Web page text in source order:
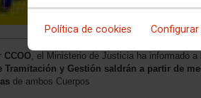
Política de cookies
CCOO , el Ministerio de Justicia ha informado
Tramitación y Gestión saldrán a partir de
de ambos Cuerpos